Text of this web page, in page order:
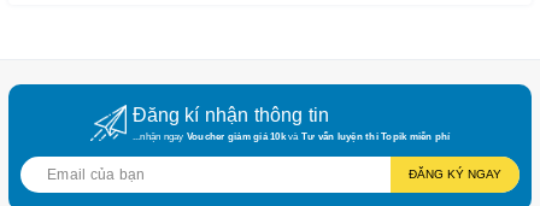
Định dạng: Nhập vai (2)
Định dạng: Nhập vai (3)
Phần III: CÁC BÀI TRẢ LỜI MẪU THEO CHỦ ĐỀ
자기
Đăng kí nhận thông tin
...nhận ngay Voucher giảm giá 10kvà Tư vấn luyện thi Topik miễn phí
ĐĂNG KÝ NGAY